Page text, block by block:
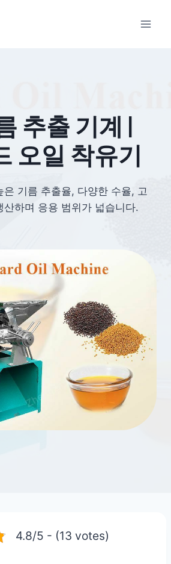
추출 기계 |
오일 착유기
은 기름 추출율, 다양한 수율, 고
산하며 응용 범위가 넓습니다.
4.8/5 - (13 votes)